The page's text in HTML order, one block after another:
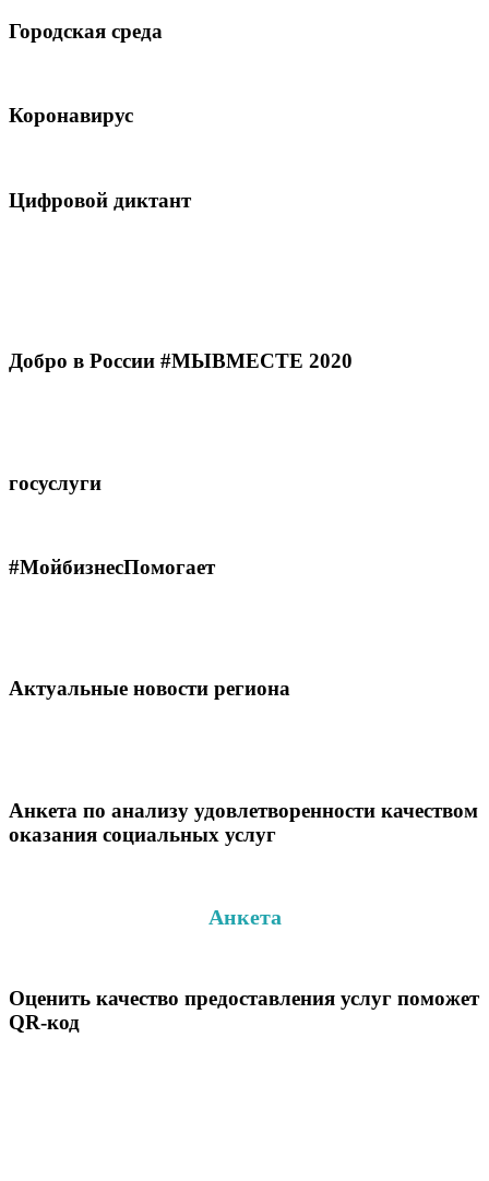
Городская среда
Коронавирус
Цифровой диктант
Добро в России #МЫВМЕСТЕ 2020
госуслуги
#МойбизнесПомогает
Актуальные новости региона
Анкета по анализу удовлетворенности качеством
оказания социальных услуг
Анкета
Оценить качество предоставления услуг поможет
QR-код